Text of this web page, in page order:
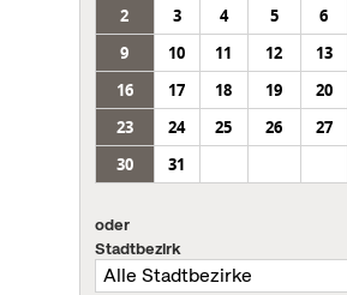
2
3 4 5 6
9
10 11 12 13
16
17 18 19 20
23
24 25 26 27
30
31
oder
Stadtbezirk